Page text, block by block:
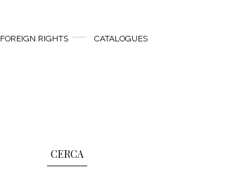
FOREIGN RIGHTS CATALOGUES
CERCA